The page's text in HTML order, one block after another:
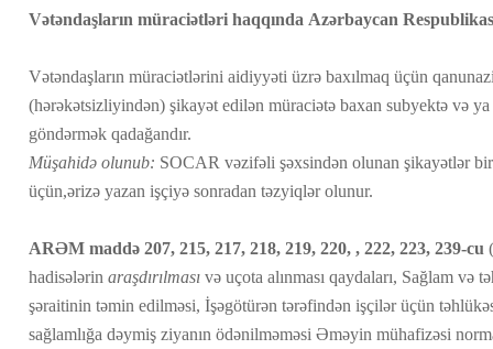
Vətəndaşların müraciətləri haqqında Azərbaycan
Vətəndaşların müraciətlərini aidiyyəti üzrə baxılmaq üçün
(hərəkətsizliyindən) şikayət edilən müraciətə baxan subyektə və
göndərmək qadağandır.
Müşahidə olunub: SOCAR vəzifəli şəxsindən olunan şikayətlər
üçün,ərizə yazan işçiyə sonradan təzyiqlər olunur.
ARƏM maddə 207, 215, 217, 218, 219, 220, , 222, 223, 239-cu
hadisələrin araşdırılması və uçota alınması qaydaları, Sağlam və
şəraitinin təmin edilməsi, İşəgötürən tərəfindən işçilər üçün
sağlamlığa dəymiş ziyanın ödənilməməsi Əməyin mühafizəsi